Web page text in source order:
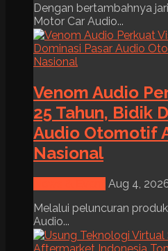
Dengan bertambahnya
Motor Car Audio...
Venom Audio
25 Tahun, Bidik
Audio Otomotif
Nasional
Aug 4,
Melalui peluncuran
Audio...